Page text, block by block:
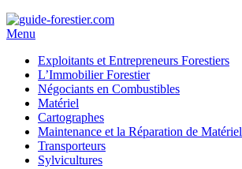
Menu
Exploitants et Entrepreneurs Forestiers
L’Immobilier Forestier
Négociants en Combustibles
Matériel
Cartographes
Maintenance et la Réparation de Matériel
Transporteurs
Sylvicultures